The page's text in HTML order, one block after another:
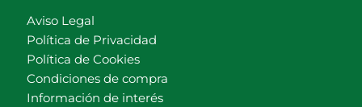
Aviso Legal
Política de Privacidad
Política de Cookies
Condiciones de compra
Información de interés